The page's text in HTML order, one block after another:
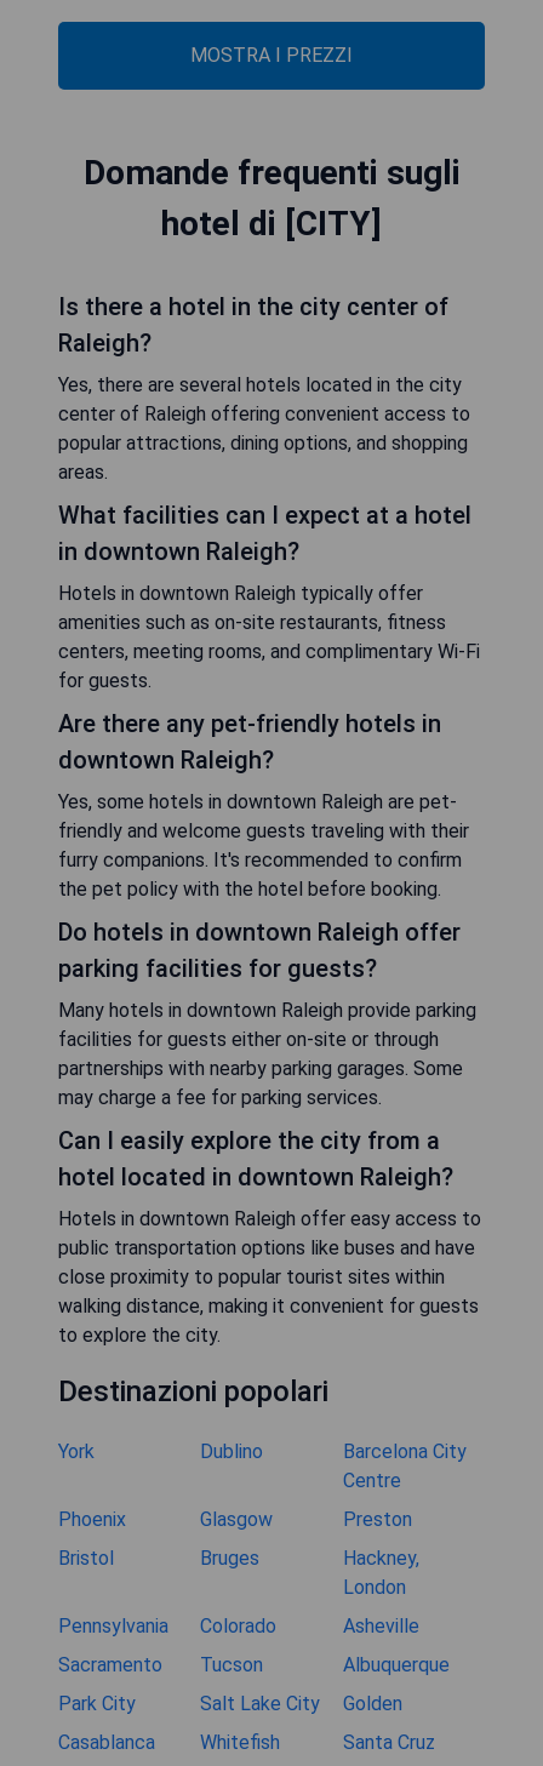
MOSTRA I PREZZI
Domande frequenti sugli
hotel di [CITY]
Is there a hotel in the city center of
Raleigh?
Yes, there are several hotels located in the city
center of Raleigh offering convenient access to
popular attractions, dining options, and shopping
areas.
What facilities can I expect at a hotel
in downtown Raleigh?
Hotels in downtown Raleigh typically offer
amenities such as on-site restaurants, fitness
centers, meeting rooms, and complimentary Wi-Fi
for guests.
Are there any pet-friendly hotels in
downtown Raleigh?
Yes, some hotels in downtown Raleigh are pet-
friendly and welcome guests traveling with their
furry companions. It's recommended to confirm
the pet policy with the hotel before booking.
Do hotels in downtown Raleigh offer
parking facilities for guests?
Many hotels in downtown Raleigh provide parking
facilities for guests either on-site or through
partnerships with nearby parking garages. Some
may charge a fee for parking services.
Can I easily explore the city from a
hotel located in downtown Raleigh?
Hotels in downtown Raleigh offer easy access to
public transportation options like buses and have
close proximity to popular tourist sites within
walking distance, making it convenient for guests
to explore the city.
Destinazioni popolari
York Dublino
Barcelona City
Centre
Phoenix
Glasgow
Preston
Bristol
Bruges
Hackney,
London
Pennsylvania
Colorado
Asheville
Sacramento
Tucson
Albuquerque
Park City
Salt Lake City
Golden
Casablanca
Whitefish Santa Cruz